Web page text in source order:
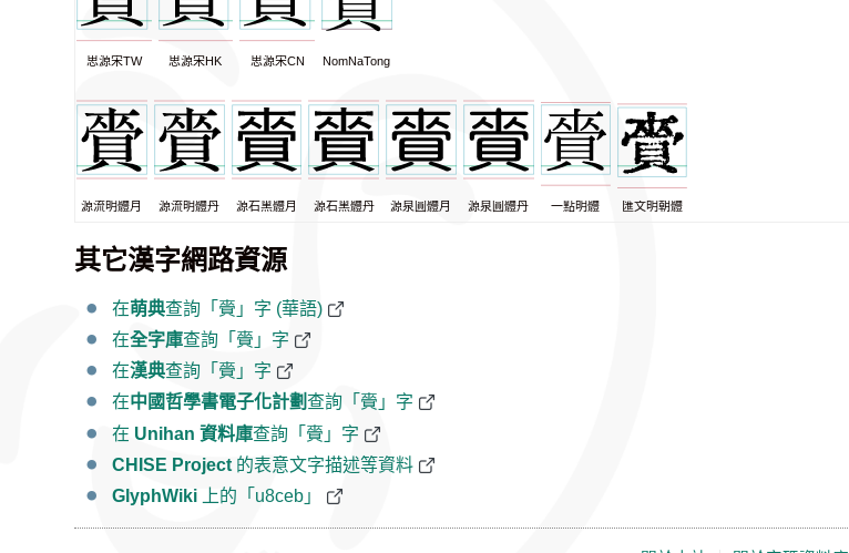
思源宋TW 思源宋HK 思源宋CN NomNaTong
源流明體月 源流明體丹 源石黑體月 源石黑體丹 源泉圓體月 源泉圓體丹 一點明體 匯文明朝體
其它漢字網路資源
在萌典查詢「賫」字 (華語)
在全字庫查詢「賫」字
在漢典查詢「賫」字
在中國哲學書電子化計劃 查詢「賫」字
在 Unihan 資料庫查詢「賫」字
CHISE Project 的表意文字描述等資料
GlyphWiki 上的「u8ceb」